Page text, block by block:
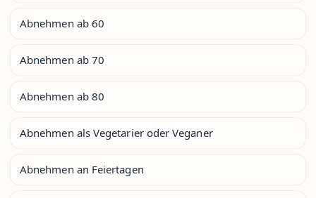
Abnehmen ab 60
Abnehmen ab 70
Abnehmen ab 80
Abnehmen als Vegetarier oder Veganer
Abnehmen an Feiertagen